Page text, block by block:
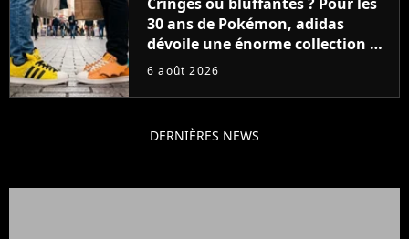
30 ans de Pokémon, adidas
dévoile une énorme collection de
sneakers et je ne sais pas quoi en
6 août 2026
DERNIÈRES NEWS